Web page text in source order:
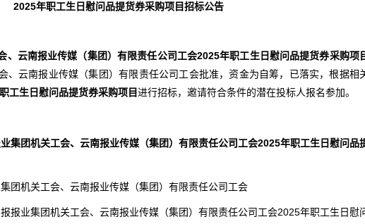
2025年职工生日慰问品提货券采购项目招标公告
、云南报业传媒（集团）有限责任公司工会2025年职工生日慰问品提货券采购项
、云南报业传媒（集团）有限责任公司工会批准，资金为自筹，已落实，根据相
职工生日慰问品提货券采购项目进行招标，邀请符合条件的潜在投标人报名参加。
集团机关工会、云南报业传媒（集团）有限责任公司工会2025年职工生日慰问品
团机关工会、云南报业传媒（集团）有限责任公司工会
报业集团机关工会、云南报业传媒（集团）有限责任公司工会2025年职工生日慰